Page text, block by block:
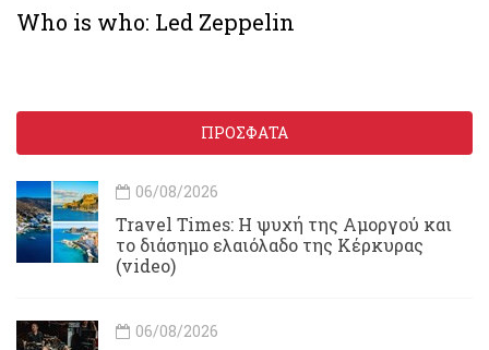
Who is who: Led Zeppelin
ΠΡΟΣΦΑΤΑ
06/08/2026
Travel Times: H ψυχή της Αμοργού και
το διάσημο ελαιόλαδο της Κέρκυρας
(video)
06/08/2026